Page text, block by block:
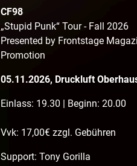
CF98
„Stupid Punk“ Tour - Fall 2026
Presented by Frontstage
Promotion
05.11.2026, Druckluft
Einlass: 19.30 | Beginn: 20.00
Vvk: 17,00€ zzgl. Gebühren
Support: Tony Gorilla